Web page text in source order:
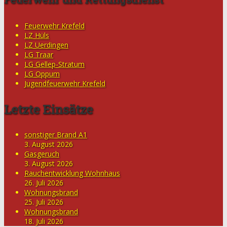
Feuerwehr Krefeld
LZ Hüls
LZ Uerdingen
LG Traar
LG Gellep-Stratum
LG Oppum
Jugendfeuerwehr Krefeld
Letzte Einsätze
sonstiger Brand A1
3. August 2026
Gasgeruch
3. August 2026
Rauchentwicklung Wohnhaus
26. Juli 2026
Wohnungsbrand
25. Juli 2026
Wohnungsbrand
18. Juli 2026